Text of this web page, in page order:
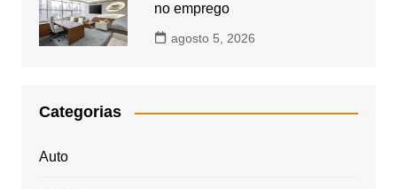
no emprego
agosto 5, 2026
Categorias
Auto